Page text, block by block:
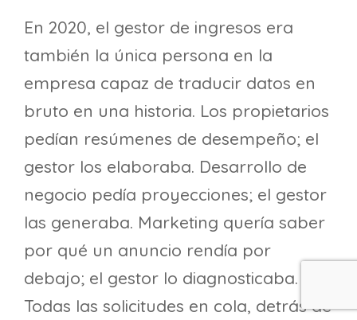
En 2020, el gestor de ingresos era
también la única persona en la
empresa capaz de traducir datos en
bruto en una historia. Los propietarios
pedían resúmenes de desempeño; el
gestor los elaboraba. Desarrollo de
negocio pedía proyecciones; el gestor
las generaba. Marketing quería saber
por qué un anuncio rendía por
debajo; el gestor lo diagnosticaba.
Todas las solicitudes en cola, detrás de